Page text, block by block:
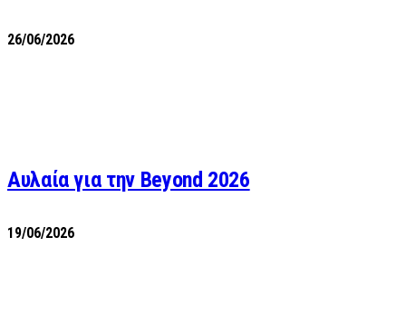
26/06/2026
Αυλαία για την Beyond 2026
19/06/2026